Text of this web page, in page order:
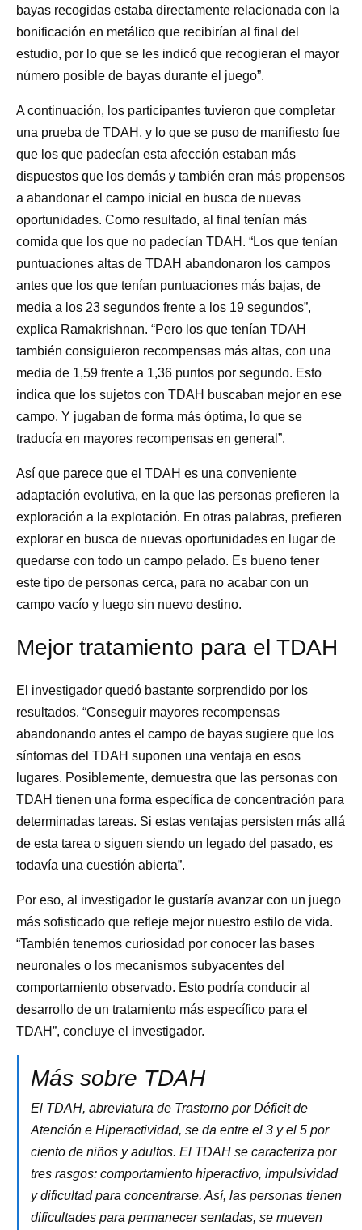
bayas recogidas estaba directamente relacionada con la
bonificación en metálico que recibirían al final del
estudio, por lo que se les indicó que recogieran el mayor
número posible de bayas durante el juego”.
A continuación, los participantes tuvieron que completar
una prueba de TDAH, y lo que se puso de manifiesto fue
que los que padecían esta afección estaban más
dispuestos que los demás y también eran más propensos
a abandonar el campo inicial en busca de nuevas
oportunidades. Como resultado, al final tenían más
comida que los que no padecían TDAH. “Los que tenían
puntuaciones altas de TDAH abandonaron los campos
antes que los que tenían puntuaciones más bajas, de
media a los 23 segundos frente a los 19 segundos”,
explica Ramakrishnan. “Pero los que tenían TDAH
también consiguieron recompensas más altas, con una
media de 1,59 frente a 1,36 puntos por segundo. Esto
indica que los sujetos con TDAH buscaban mejor en ese
campo. Y jugaban de forma más óptima, lo que se
traducía en mayores recompensas en general”.
Así que parece que el TDAH es una conveniente
adaptación evolutiva, en la que las personas prefieren la
exploración a la explotación. En otras palabras, prefieren
explorar en busca de nuevas oportunidades en lugar de
quedarse con todo un campo pelado. Es bueno tener
este tipo de personas cerca, para no acabar con un
campo vacío y luego sin nuevo destino.
Mejor tratamiento para el TDAH
El investigador quedó bastante sorprendido por los
resultados. “Conseguir mayores recompensas
abandonando antes el campo de bayas sugiere que los
síntomas del TDAH suponen una ventaja en esos
lugares. Posiblemente, demuestra que las personas con
TDAH tienen una forma específica de concentración para
determinadas tareas. Si estas ventajas persisten más allá
de esta tarea o siguen siendo un legado del pasado, es
todavía una cuestión abierta”.
Por eso, al investigador le gustaría avanzar con un juego
más sofisticado que refleje mejor nuestro estilo de vida.
“También tenemos curiosidad por conocer las bases
neuronales o los mecanismos subyacentes del
comportamiento observado. Esto podría conducir al
desarrollo de un tratamiento más específico para el
TDAH”, concluye el investigador.
Más sobre TDAH
El TDAH, abreviatura de Trastorno por Déficit de
Atención e Hiperactividad, se da entre el 3 y el 5 por
ciento de niños y adultos. El TDAH se caracteriza por
tres rasgos: comportamiento hiperactivo, impulsividad
y dificultad para concentrarse. Así, las personas tienen
dificultades para permanecer sentadas, se mueven